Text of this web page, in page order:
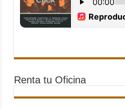
Renta tu Oficina